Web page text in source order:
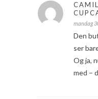
mandag
Den
ser
Og ja,
med –